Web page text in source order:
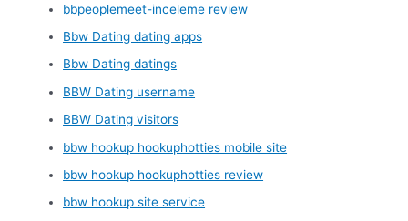
bbpeoplemeet-inceleme review
Bbw Dating dating apps
Bbw Dating datings
BBW Dating username
BBW Dating visitors
bbw hookup hookuphotties mobile site
bbw hookup hookuphotties review
bbw hookup site service